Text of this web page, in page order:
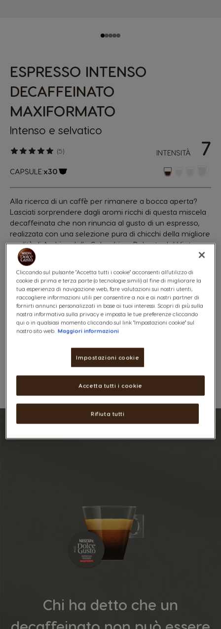
ESPRESSO INTENSO
DECAFFEINATO
MAXIFORMATO
Intenso e selvatico
INTENSITÀ 7
(5)
CAPSULE:x30
Alla ricerca di un caffè per rimanere a bocca aperta?
Lasciati sorprendere dagli aromi ricchi di questa miscela
decaffeinata che non rinuncia al gusto di un espresso,
realizzata con una selezione pura di chicchi della migliore
qualità di Arabica della Colombia e Robusta del Vietnam.
Vedere ingredienti
Articolo esaurito
Ricevere Notifica
Lista Dei Desideri
Lista Desideri
Chi ha detto che un
Cliccando sul pulsante "Accetta tutti i cookie" acconsenti all'utilizzo di
cookie di prima e terza parte (o tecnologie simili) al fine di migliorare la
tua esperienza di navigazione web, fare valutazioni sui nostri utenti,
raccogliere informazioni utili per consentire a noi e ai nostri partner di
fornirti annunci personalizzati in base ai tuoi interessi. Scopri di più sulla
nostra informativa sulla privacy e imposta le tue preferenze cliccando
qui o in qualsiasi momento cliccando sul link "Impostazioni cookie" sul
nostro sito web. Maggiori informazioni
Impostazioni cookie
Rifiuta tutti
Accetta tutti i cookie